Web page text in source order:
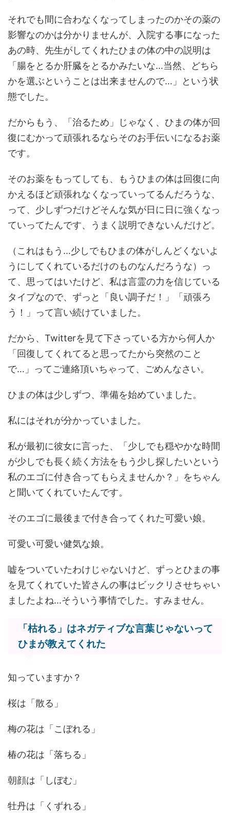
それでも間に合わなくなってしまったのかその薬の
影響なのかは分かりませんが、入院する事になった
あの時、先生がしてくれたひまの体の中の説明は
「腸をとるか肝臓をとるかみたいな…当然、どちら
かを選ぶということは出来ませんので…」という状
態でした。
だからもう、「治るため」じゃなく、ひまの体が回
復にむかって頑張れるならそのお手伝いになるお薬
です。
そのお薬をもってしても、もうひまの体は回復に向
かえるほど頑張れなくなっていってるんだろうな、
って、少しずつだけどそんな気が日に日に強くなっ
ていってたんです、うまく説明できないんだけど。
（これはもう…少しでもひまの体がしんどくないよ
うにしてくれているだけのものなんだろうな）っ
て、思ってはいたけど、私は言霊の力を信じている
タイプなので、ずっと「良い調子だ！」「頑張ろ
う！」って言い続けていました。
だから、Twitterを見て下さっている方から何人か
「回復してくれてると思ってたから突然のこと
で…」ってご連絡頂いちゃって、ごめんなさい。
ひまの体は少しずつ、準備を始めていました。
私にはそれが分かっていました。
私が最初に彼女に言った、「少しでも穏やかな時間
が少しでも長く続く方法をもう少し探したいという
私のエゴに付き合ってもらえませんか？」をちゃん
と聞いてくれていたんです。
そのエゴに最後まで付き合ってくれた可愛い娘。
可愛い可愛い健気な娘。
嘘をついていたわけじゃないけど、ずっとひまの事
を見てくれていた皆さんの事はビックリさせちゃい
ましたよね…そういう事情でした。すみません。
「枯れる」はネガティブな言葉じゃないって
ひまが教えてくれた
知っていますか？
桜は「散る」
梅の花は「こぼれる」
椿の花は「落ちる」
朝顔は「しぼむ」
牡丹は「くずれる」